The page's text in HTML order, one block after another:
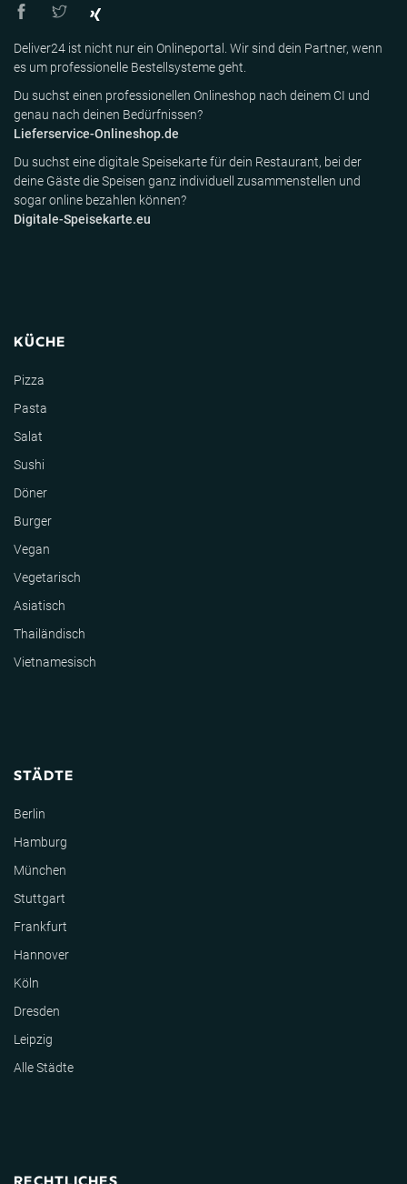
Deliver24 ist nicht nur ein Onlineportal. Wir sind dein Partner, wenn
es um professionelle Bestellsysteme geht.
Du suchst einen professionellen Onlineshop nach deinem CI und
genau nach deinen Bedürfnissen?
Lieferservice-Onlineshop.de
Du suchst eine digitale Speisekarte für dein Restaurant, bei der
deine Gäste die Speisen ganz individuell zusammenstellen und
sogar online bezahlen können?
Digitale-Speisekarte.eu
KÜCHE
Pizza
Pasta
Salat
Sushi
Döner
Burger
Vegan
Vegetarisch
Asiatisch
Thailändisch
Vietnamesisch
STÄDTE
Berlin
Hamburg
München
Stuttgart
Frankfurt
Hannover
Köln
Dresden
Leipzig
Alle Städte
RECHTLICHES